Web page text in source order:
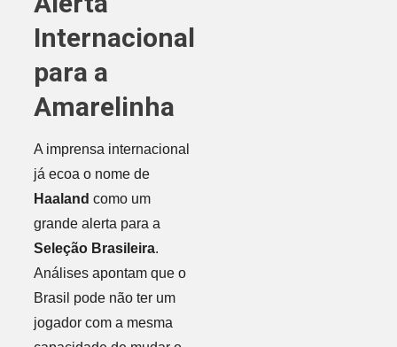
Internacional
para a
Amarelinha
A imprensa internacional
já ecoa o nome de
Haaland como um
grande alerta para a
Seleção Brasileira.
Análises apontam que o
Brasil pode não ter um
jogador com a mesma